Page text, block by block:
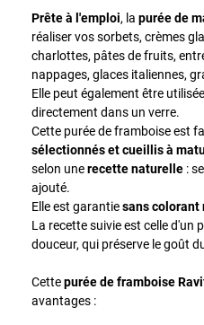
Prête à l'emploi, la purée de
réaliser vos sorbets, crèmes
charlottes, pâtes de fruits,
nappages, glaces italiennes,
Elle peut également être
directement dans un verre.
Cette purée de framboise est
sélectionnés et cueillis à
selon unerecette naturelle :
ajouté.
Elle est garantiesans colorant
La recette suivie est celle d'un
douceur, qui préserve le goût
Cettepurée de framboise
avantages :